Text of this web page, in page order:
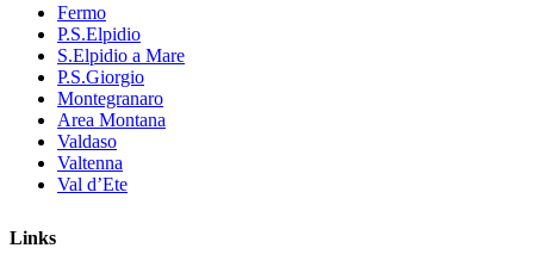
Fermo
P.S.Elpidio
S.Elpidio a Mare
P.S.Giorgio
Montegranaro
Area Montana
Valdaso
Valtenna
Val d’Ete
Links